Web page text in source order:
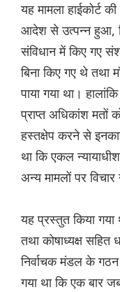
यह मामला हाईकोर्ट
आदेश से उत्पन्न हुआ,
संविधान में किए गए
बिना किए गए थे तथा
पाया गया था।
प्राप्त अधिकांश मतों
हस्तक्षेप करने से
था कि एकल
अन्य मामलों पर विचार
यह प्रस्तुत किया गया
तथा कोषाध्यक्ष सहित
निर्वाचक मंडल के
गया था कि एक बार